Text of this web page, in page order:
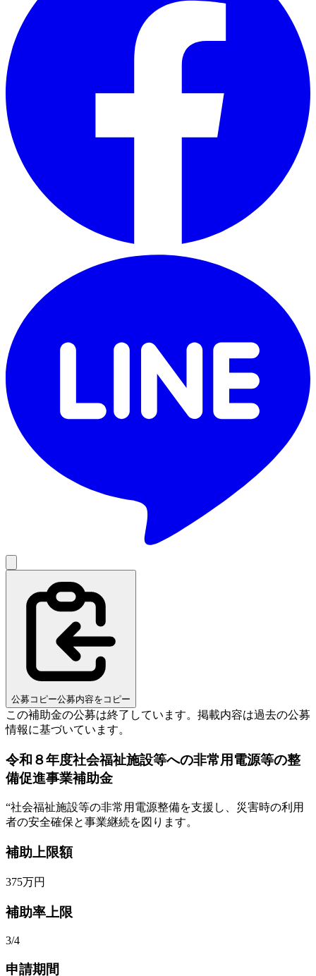
公募コピー公募内容をコピー
この補助金の公募は終了しています。 掲載内容は過去の公募
情報に基づいています。
令和８年度社会福祉施設等への非常用電源等の整
備促進事業補助金
“社会福祉施設等の非常用電源整備を支援し、災害時の利用
者の安全確保と事業継続を図ります。
補助上限額
375万円
補助率上限
3/4
申請期間